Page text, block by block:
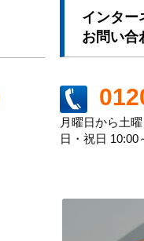
インター
お問い合
月曜日から土
日・祝日 10:00